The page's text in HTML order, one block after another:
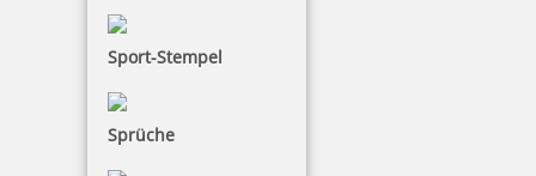
Sport-Stempel
Sprüche